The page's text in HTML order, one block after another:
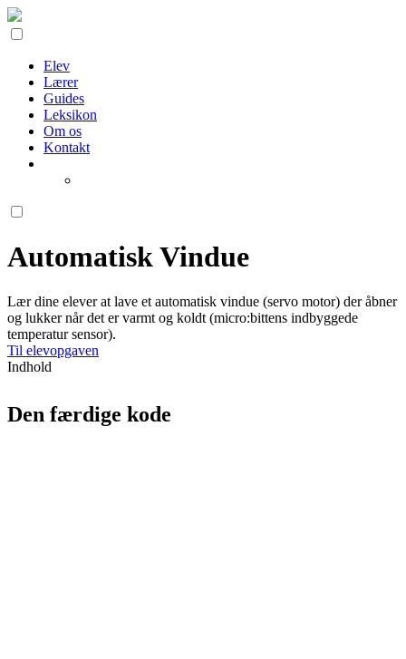
Elev
Lærer
Guides
Leksikon
Om os
Kontakt
Automatisk Vindue
Lær dine elever at lave et automatisk vindue (servo motor) der åbner
og lukker når det er varmt og koldt (micro:bittens indbyggede
temperatur sensor).
Til elevopgaven
Indhold
Den færdige kode